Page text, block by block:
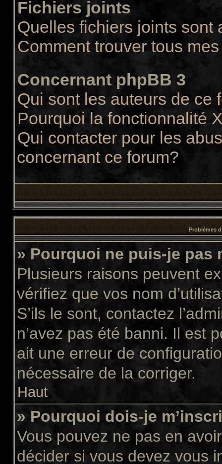
Fichiers joints
Quelles fichiers joints sont
Comment trouver tous
Concernant phpBB 3
Qui sont les auteurs de ce
Pourquoi la fonctionnalité
Qui contacter pour les
concernant ce forum?
Problèmes
» Pourquoi ne puis-je pas
Plusieurs raisons peuvent
vérifiez que vos nom
S’ils le sont, contactez
n’avez pas été banni. Il est
ait une erreur de
nécessaire de la corriger.
Haut
» Pourquoi dois-je
Vous pouvez ne pas en
décider si vous devez vous